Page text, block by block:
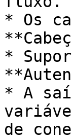
* Os
*
* A
de